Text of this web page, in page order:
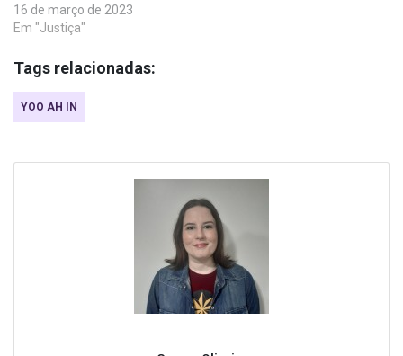
16 de março de 2023
Em "Justiça"
Tags relacionadas:
YOO AH IN